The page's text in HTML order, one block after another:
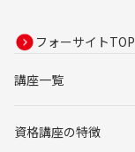
フォーサイトTOP
講座一覧
資格講座の特徴